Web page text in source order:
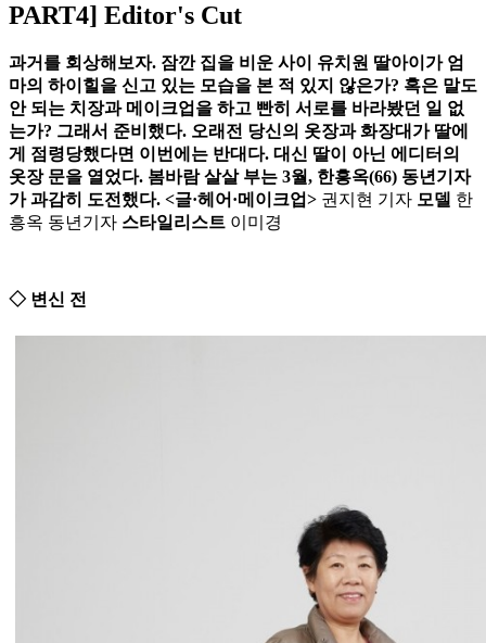
PART4] Editor's Cut
과거를 회상해보자. 잠깐 집을 비운 사이 유치원 딸아이가 엄
마의 하이힐을 신고 있는 모습을 본 적 있지 않은가? 혹은 말도
안 되는 치장과 메이크업을 하고 빤히 서로를 바라봤던 일 없
는가? 그래서 준비했다. 오래전 당신의 옷장과 화장대가 딸에
게 점령당했다면 이번에는 반대다. 대신 딸이 아닌 에디터의
옷장 문을 열었다. 봄바람 살살 부는 3월, 한흥옥(66) 동년기자
가 과감히 도전했다. <글·헤어·메이크업> 권지현 기자 모델 한
흥옥 동년기자 스타일리스트 이미경
◇ 변신 전